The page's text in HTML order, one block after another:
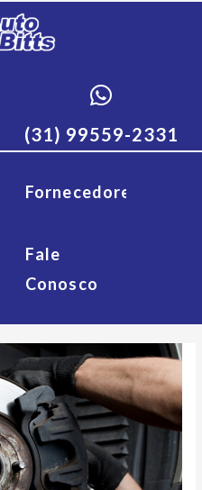
(31) 99559-2331
Fornecedores
Fale
Conosco